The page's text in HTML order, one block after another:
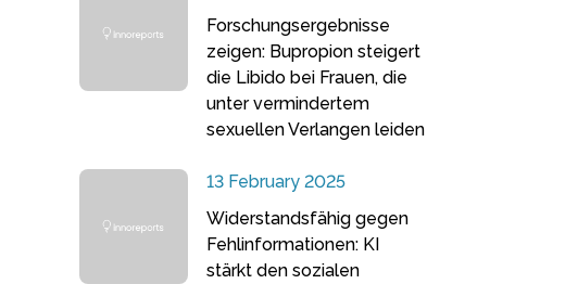
Forschungsergebnisse
zeigen: Bupropion steigert
die Libido bei Frauen, die
unter vermindertem
sexuellen Verlangen leiden
13 February 2025
Widerstandsfähig gegen
Fehlinformationen: KI
stärkt den sozialen